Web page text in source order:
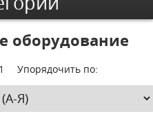
оборудование
Упорядочить по: